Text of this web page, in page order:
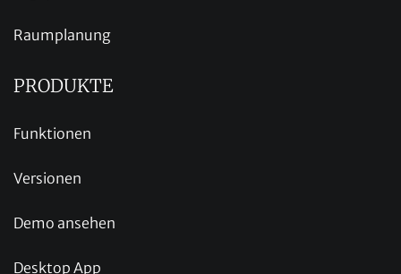
Raumplanung
PRODUKTE
Funktionen
Versionen
Demo ansehen
Desktop App